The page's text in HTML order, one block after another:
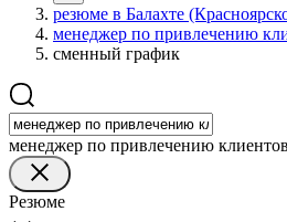
резюме в Балахте
менеджер по привлечению
сменный график
менеджер по привлечению клиентов
Резюме